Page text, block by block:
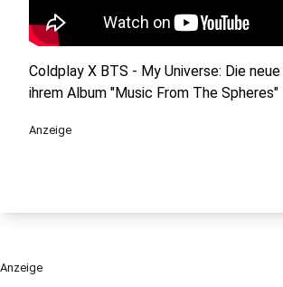
Coldplay X BTS - My Universe: Die
ihrem Album "Music From The Spheres"
Anzeige
Anzeige